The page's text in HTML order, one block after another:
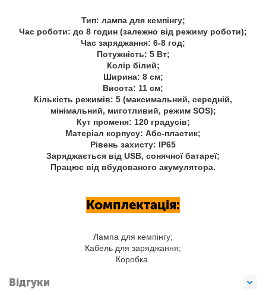
Тип: лампа для кемпінгу;
Час роботи: до 8 годин (залежно від режиму роботи);
Час заряджання: 6-8 год;
Потужність: 5 Вт;
Колір білий;
Ширина: 8 см;
Висота: 11 см;
Кількість режимів: 5 (максимальний, середній,
мінімальний, миготливий, режим SOS);
Кут променя: 120 градусів;
Матеріал корпусу: Абс-пластик;
Рівень захисту: IP65
Заряджається від USB, сонячної батареї;
Працює від вбудованого акумулятора.
Комплектація:
Лампа для кемпінгу;
Кабель для заряджання;
Коробка.
Відгуки